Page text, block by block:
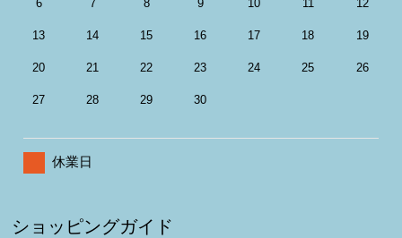
6 7 8 9 10 11 12
13 14 15 16 17 18 19
20 21 22 23 24 25 26
27 28 29 30
休業日
ショッピングガイド